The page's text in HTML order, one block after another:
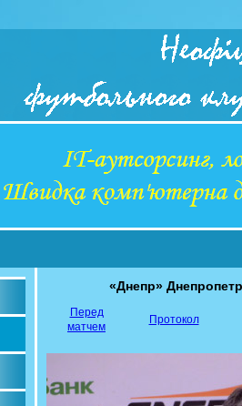
«Днепр»
Перед
матчем
Протокол